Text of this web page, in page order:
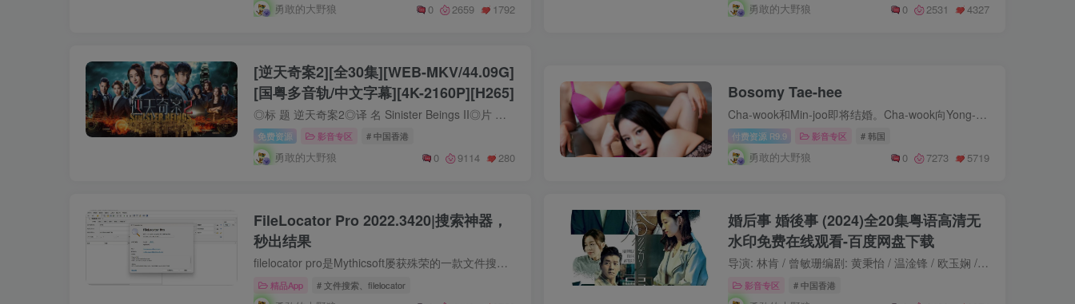
勇敢的大野狼 0 2659 1792 勇敢的大野狼 0 2531 4327
[逆天奇案2][全30集][WEB-MKV/44.09G]
[国粤多音轨/中文字幕][4K-2160P][H265]
◎标 题 逆天奇案2◎译 名 Sinister Beings II◎片 名 逆天奇案II◎年 代 2024◎产 地 中国香港◎类 别 剧情 / 爱情 / 悬疑 / 犯罪◎语 言 粤语◎IMDb链接 https://www.imdb.com/title/tt304216...
免费资源 影音专区 # 中国香港
勇敢的大野狼 0 9114 280
Bosomy Tae-hee
Cha-wook和Min-joo即将结婚。Cha-wook向Yong-woo的妻子提出了一次情侣旅行，Yong-woon的妻子是他在工作中的晚辈。Ji-yeon不喜欢不舒服的旅行，但Yong-wook的老板强迫她。这次旅行已经确定，Cha-...
付费资源 R9.9 影音专区 # 韩国
勇敢的大野狼 0 7273 5719
FileLocator Pro 2022.3420|搜索神器，
秒出结果
filelocator pro是Mythicsoft屡获殊荣的一款文件搜索工具，有了它，无论是源代码行，日志文件中的条目，法律摘要，通通都能帮助您快速找到所需的内容，非常实用。该软件内置了多种灵活的搜索规...
精品App # 文件搜索、filelocator
婚后事 婚後事 (2024)全20集粤语高清无
水印免费在线观看-百度网盘下载
导演: 林肯 / 曾敏珊编剧: 黄秉怡 / 温淦锋 / 欧玉娴 / 曾匡正主演: 黎诺懿 / 陈自瑶 / 罗子溢 / 王敏奕 / 罗天宇 / 更多...制片国家/地区: 中国香港语言: 粤语首播: 2024-02-26(中国香港)集数:...
影音专区 # 中国香港